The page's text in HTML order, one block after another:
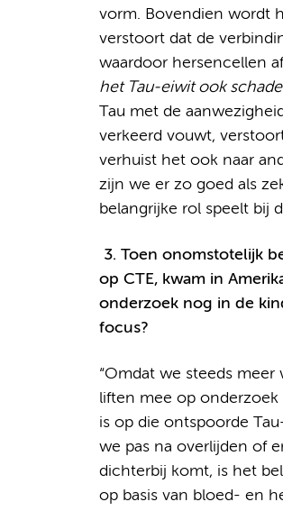
vorm. Bovendien wordt
verstoort dat de
waardoor hersencellen
het Tau-eiwit ook
Tau met de
verkeerd vouwt,
verhuist het ook naar
zijn we er zo goed als
belangrijke rol speelt bij
3. Toen onomstotelijk
op CTE, kwam in
onderzoek nog in de
focus?
“Omdat we steeds
liften mee op
is op die ontspoorde
we pas na overlijden of
dichterbij komt, is het
op basis van bloed- en